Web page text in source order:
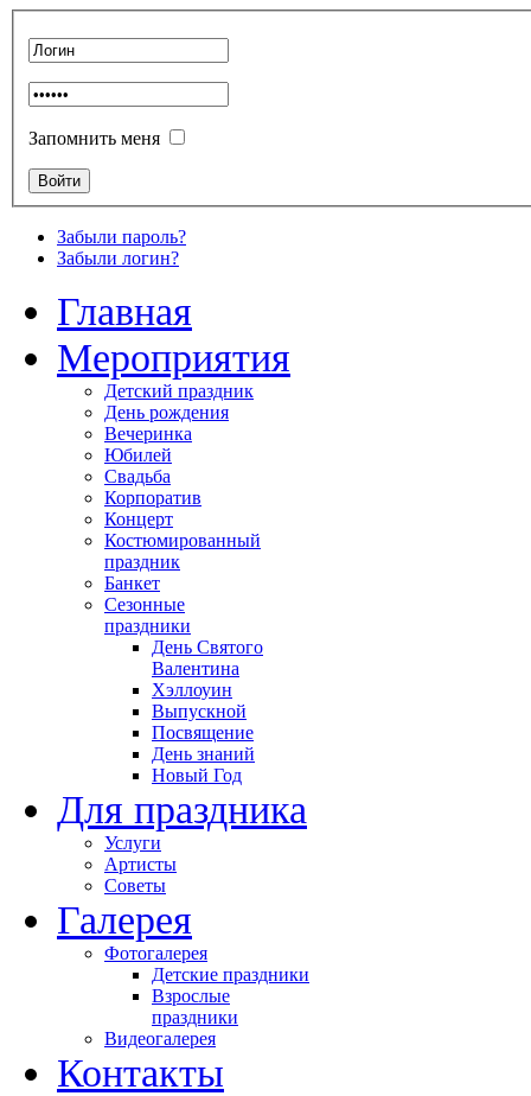
Запомнить меня
Забыли пароль?
Забыли логин?
Главная
Мероприятия
Детский праздник
День рождения
Вечеринка
Юбилей
Свадьба
Корпоратив
Концерт
Костюмированный
праздник
Банкет
Сезонные
праздники
День Святого
Валентина
Хэллоуин
Выпускной
Посвящение
День знаний
Новый Год
Для праздника
Услуги
Артисты
Советы
Галерея
Фотогалерея
Детские праздники
Взрослые
праздники
Видеогалерея
Контакты